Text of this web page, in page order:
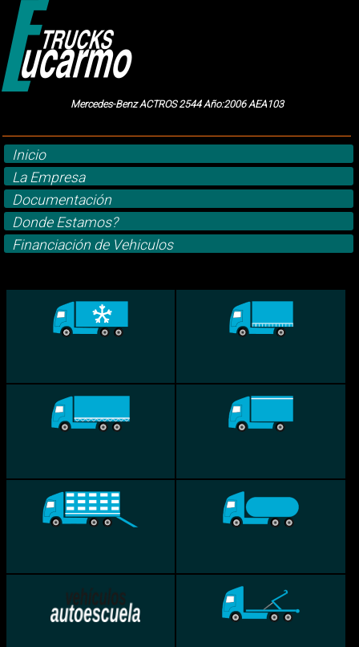
Mercedes-Benz ACTROS 2544 Año:2006 AEA103
Inicio
La Empresa
Documentación
Donde Estamos?
Financiación de Vehiculos